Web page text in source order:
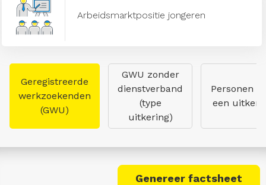
Arbeidsmarktpositie jongeren
Geregistreerde
werkzoekenden
(GWU)
GWU zonder
dienstverband
(type
uitkering)
Personen
een
Genereer factsheet